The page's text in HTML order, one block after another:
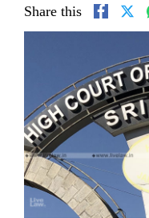
Share this